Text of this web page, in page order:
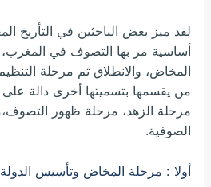
لقد ميز بعض الباحثين في التأريخ
أساسية مر بها التصوف في
المخاض، والانطلاق ثم مرحلة
من يقسمها بتسميتها أخرى دالة
مرحلة الزهد، مرحلة ظهور
الصوفية.
أولا : مرحلة المخاض وتأسيس الدولة